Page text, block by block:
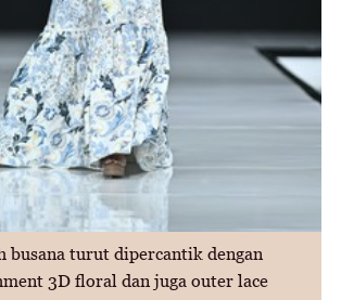
busana turut dipercantik dengan
3D floral dan juga outer lace